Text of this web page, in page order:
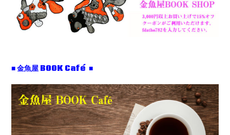
■ 金魚屋 BOOK Café ■